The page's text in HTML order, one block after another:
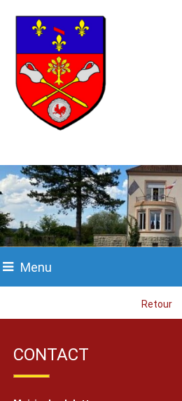
Menu
Retour
CONTACT